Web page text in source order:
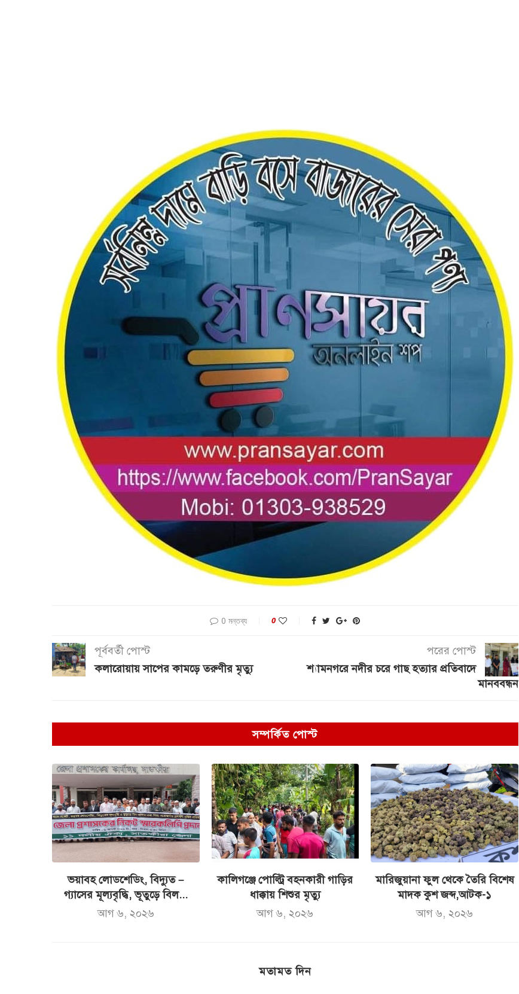
0 মন্তব্য 0
পূর্ববর্তী পোস্ট
কলারোয়ায় সাপের কামড়ে তরুণীর মৃত্যু
পরের পোস্ট
শ্যামনগরে নদীর চরে গাছ হত্যার প্রতিবাদে
মানববন্ধন
সম্পর্কিত পোস্ট
ভয়াবহ লোডশেডিং, বিদ্যুত –
গ্যাসের মূল্যবৃদ্ধি, ভূতুড়ে বিল...
আগ ৬, ২০২৬
কালিগঞ্জে পোল্ট্রি বহনকারী গাড়ির
ধাক্কায় শিশুর মৃত্যু
আগ ৬, ২০২৬
মারিজুয়ানা ফুল থেকে তৈরি বিশেষ
মাদক কুশ জব্দ,আটক-১
আগ ৬, ২০২৬
মতামত দিন